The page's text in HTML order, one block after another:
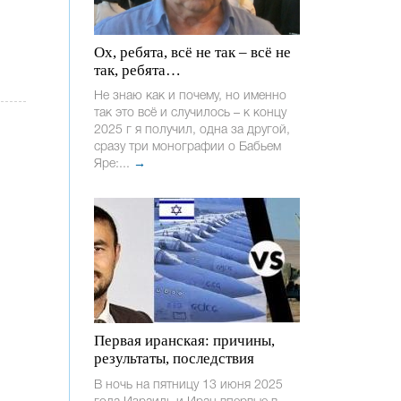
Ох, ребята, всё не так – всё не
так, ребята…
Не знаю как и почему, но именно
так это всё и случилось – к концу
2025 г я получил, одна за другой,
сразу три монографии о Бабьем
Яре:... →
Первая иранская: причины,
результаты, последствия
В ночь на пятницу 13 июня 2025